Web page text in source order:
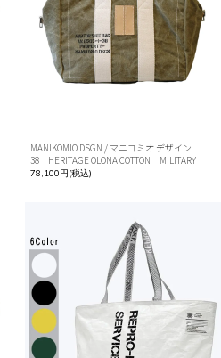
MANIKOMIO DSGN / マニコミオ デザイン
38 HERITAGE OLONA COTTON MILITARY
78,100円(税込)